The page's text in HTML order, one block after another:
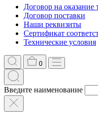
Договор на оказание
Договор поставки
Наши реквизиты
Сертификат
Технические условия
0
Введите наименование